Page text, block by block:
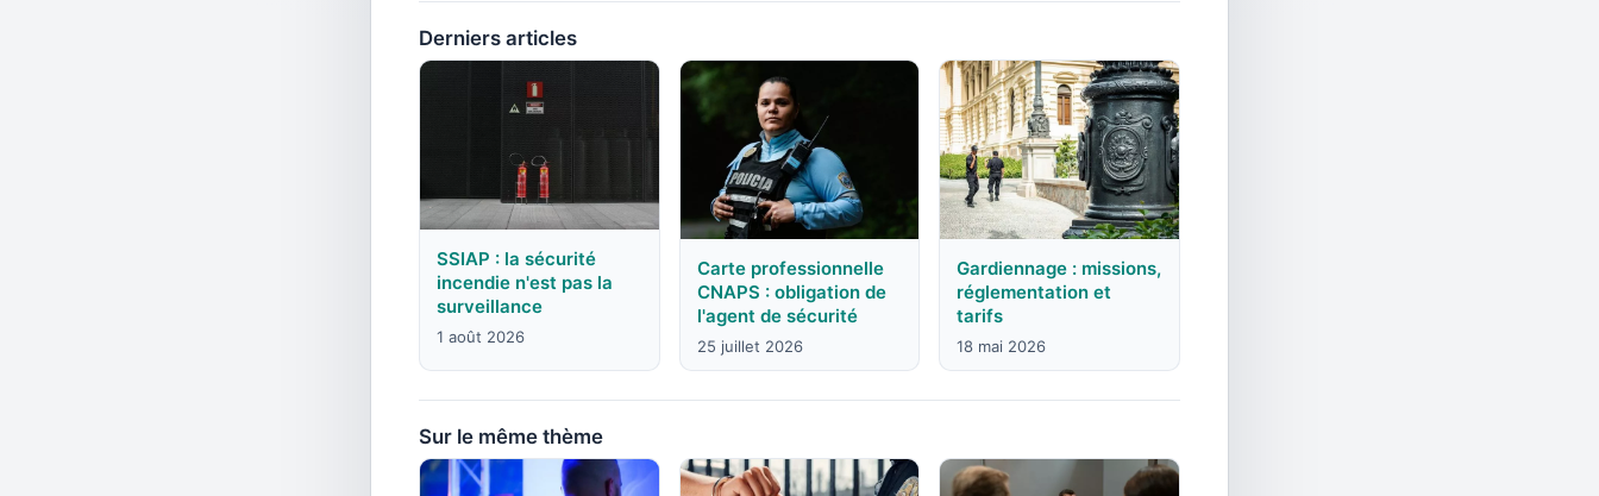
Derniers articles
SSIAP : la sécurité
incendie n'est pas la
surveillance
1 août 2026
Carte professionnelle
CNAPS : obligation de
l'agent de sécurité
25 juillet 2026
Gardiennage : missions,
réglementation et
tarifs
18 mai 2026
Sur le même thème